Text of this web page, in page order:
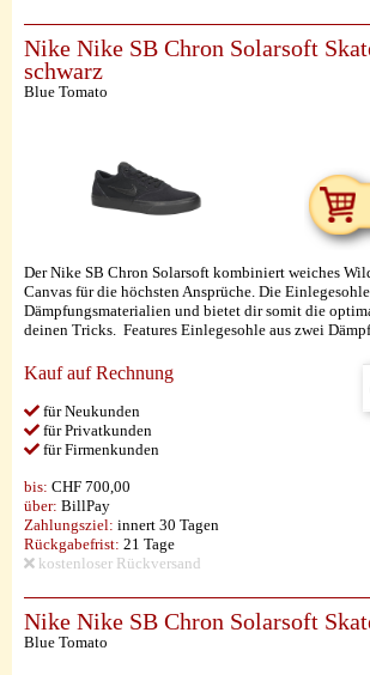
Nike Nike SB Chron Solarsoft
schwarz
Blue Tomato
Der Nike SB Chron Solarsoft kombiniert weiches
Canvas für die höchsten Ansprüche. Die
Dämpfungsmaterialien und bietet dir somit die
deinen Tricks. Features Einlegesohle aus zwei
Kauf auf Rechnung
für Neukunden
für Privatkunden
für Firmenkunden
bis: CHF 700,00
über: BillPay
Zahlungsziel: innert 30 Tagen
Rückgabefrist: 21 Tage
kostenloser Rückversand
Nike Nike SB Chron Solarsoft
Blue Tomato